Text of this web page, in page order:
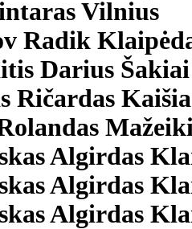
Vilnius
Radik
Darius Šakiai
Ričardas
Algirdas
Algirdas
Algirdas